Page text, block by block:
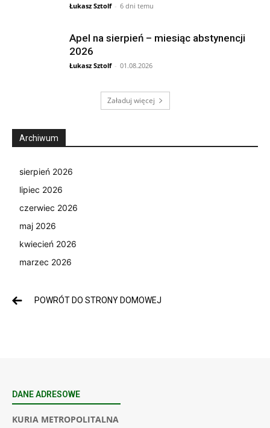
Łukasz Sztolf - 6 dni temu
Apel na sierpień – miesiąc abstynencji
2026
Łukasz Sztolf - 01.08.2026
Załaduj więcej
Archiwum
sierpień 2026
lipiec 2026
czerwiec 2026
maj 2026
kwiecień 2026
marzec 2026
POWRÓT DO STRONY DOMOWEJ
DANE ADRESOWE
KURIA METROPOLITALNA